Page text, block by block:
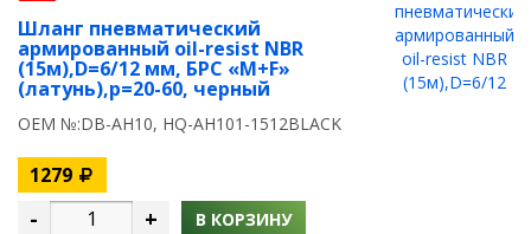
Шланг пневматический
армированный oil-resist NBR
(15м),D=6/12 мм, БРС «M+F»
(латунь),p=20-60, черный
OEM №:DB-AH10, HQ-AH101-1512BLACK
1279
- + В КОРЗИНУ